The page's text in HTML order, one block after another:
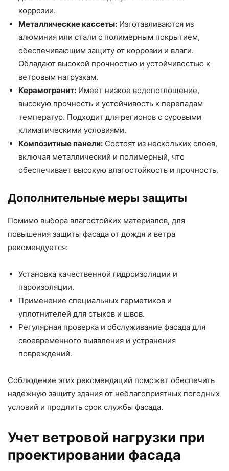
коррозии.
Металлические кассеты: Изготавливаются из
алюминия или стали с полимерным покрытием,
обеспечивающим защиту от коррозии и влаги.
Обладают высокой прочностью и устойчивостью к
ветровым нагрузкам.
Керамогранит: Имеет низкое водопоглощение,
высокую прочность и устойчивость к перепадам
температур. Подходит для регионов с суровыми
климатическими условиями.
Композитные панели: Состоят из нескольких слоев,
включая металлический и полимерный, что
обеспечивает высокую влагостойкость и прочность.
Дополнительные меры защиты
Помимо выбора влагостойких материалов, для
повышения защиты фасада от дождя и ветра
рекомендуется:
Установка качественной гидроизоляции и
пароизоляции.
Применение специальных герметиков и
уплотнителей для стыков и швов.
Регулярная проверка и обслуживание фасада для
своевременного выявления и устранения
повреждений.
Соблюдение этих рекомендаций поможет обеспечить
надежную защиту здания от неблагоприятных погодных
условий и продлить срок службы фасада.
Учет ветровой нагрузки при
проектировании фасада